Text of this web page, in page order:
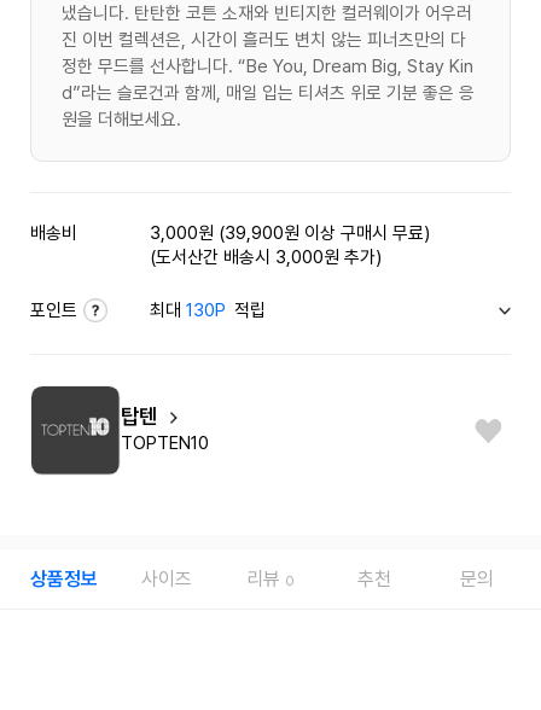
냈습니다. 탄탄한 코튼 소재와 빈티지한 컬러웨이가 어우러
진 이번 컬렉션은, 시간이 흘러도 변치 않는 피너츠만의 다
정한 무드를 선사합니다. “Be You, Dream Big, Stay Kin
d”라는 슬로건과 함께, 매일 입는 티셔츠 위로 기분 좋은 응
원을 더해보세요.
배송비
3,000원 (39,900원 이상 구매시 무료)
(도서산간 배송시 3,000원 추가)
포인트 최대130P 적립
탑텐
TOPTEN10
상품정보 사이즈 리뷰 0 추천 문의